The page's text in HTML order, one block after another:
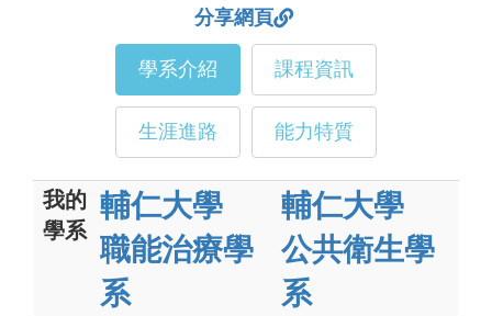
分享網頁
學系介紹 課程資訊
生涯進路 能力特質
我的
學系
輔仁大學
職能治療學
系
輔仁大學
公共衛生學
系